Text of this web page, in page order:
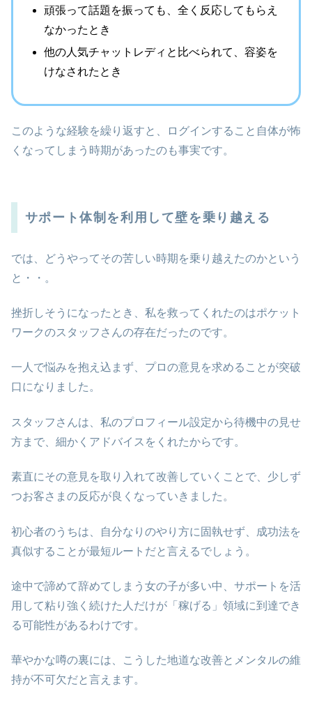
頑張って話題を振っても、全く反応してもらえ
なかったとき
他の人気チャットレディと比べられて、容姿を
けなされたとき
このような経験を繰り返すと、ログインすること自体が怖
くなってしまう時期があったのも事実です。
サポート体制を利用して壁を乗り越える
では、どうやってその苦しい時期を乗り越えたのかという
と・・。
挫折しそうになったとき、私を救ってくれたのはポケット
ワークのスタッフさんの存在だったのです。
一人で悩みを抱え込まず、プロの意見を求めることが突破
口になりました。
スタッフさんは、私のプロフィール設定から待機中の見せ
方まで、細かくアドバイスをくれたからです。
素直にその意見を取り入れて改善していくことで、少しず
つお客さまの反応が良くなっていきました。
初心者のうちは、自分なりのやり方に固執せず、成功法を
真似することが最短ルートだと言えるでしょう。
途中で諦めて辞めてしまう女の子が多い中、サポートを活
用して粘り強く続けた人だけが「稼げる」領域に到達でき
る可能性があるわけです。
華やかな噂の裏には、こうした地道な改善とメンタルの維
持が不可欠だと言えます。